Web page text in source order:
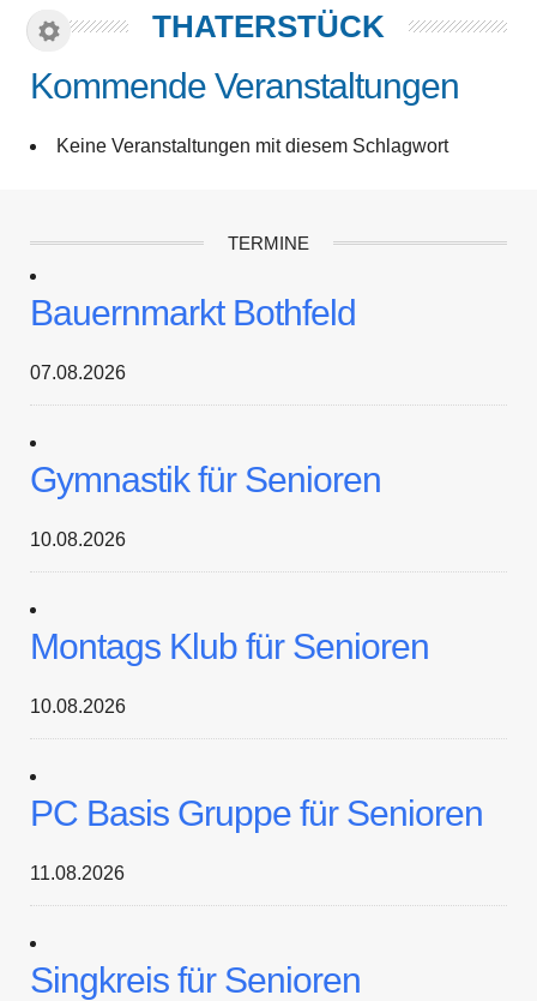
THATERSTÜCK
Kommende Veranstaltungen
Keine Veranstaltungen mit diesem Schlagwort
TERMINE
Bauernmarkt Bothfeld
07.08.2026
Gymnastik für Senioren
10.08.2026
Montags Klub für Senioren
10.08.2026
PC Basis Gruppe für Senioren
11.08.2026
Singkreis für Senioren